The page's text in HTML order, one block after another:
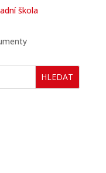
škola
HLEDAT